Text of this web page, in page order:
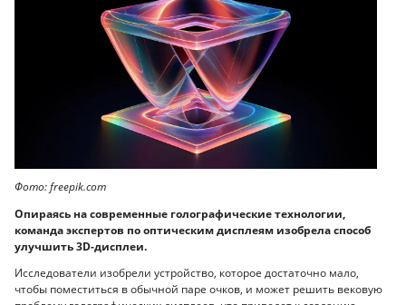
Фото: freepik.com
Опираясь на современные голографические технологии,
команда экспертов по оптическим дисплеям изобрела способ
улучшить 3D-дисплеи.
Исследователи изобрели устройство, которое достаточно мало,
чтобы поместиться в обычной паре очков, и может решить вековую